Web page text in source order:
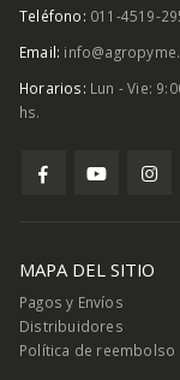
Teléfono: 011-4519-
Email:
Horarios: Lun - Vie:
hs.
MAPA DEL SITIO
Pagos y Envíos
Distribuidores
Política de reembolso